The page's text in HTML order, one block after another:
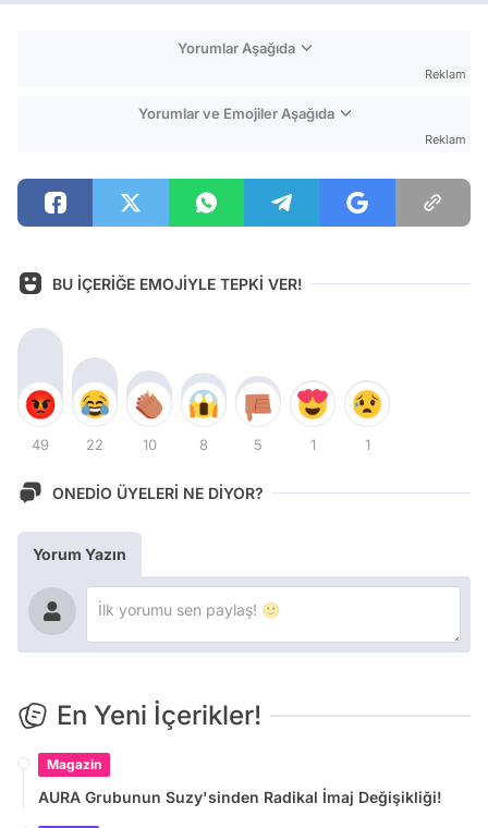
Yorumlar Aşağıda
Reklam
Yorumlar ve Emojiler Aşağıda
Reklam
BU İÇERİĞE EMOJİYLE TEPKİ VER!
49 22 10 8 5 1 1
ONEDİO ÜYELERİ NE DİYOR?
Yorum Yazın
En Yeni İçerikler!
Magazin
AURA Grubunun Suzy'sinden Radikal İmaj Değişikliği!